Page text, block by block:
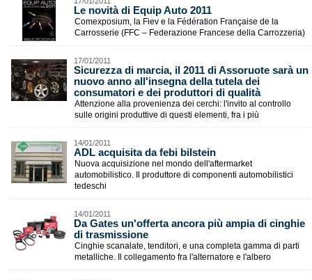
Le novità di Equip Auto 2011
Comexposium, la Fiev e la Fédération Française de la
Carrosserie (FFC – Federazione Francese della Carrozzeria)
17/01/2011
Sicurezza di marcia, il 2011 di Assoruote sarà un
nuovo anno all'insegna della tutela dei
consumatori e dei produttori di qualità
Attenzione alla provenienza dei cerchi: l'invito al controllo
sulle origini produttive di questi elementi, fra i più
14/01/2011
ADL acquisita da febi bilstein
Nuova acquisizione nel mondo dell'aftermarket
automobilistico. Il produttore di componenti automobilistici
tedeschi
14/01/2011
Da Gates un'offerta ancora più ampia di cinghie
di trasmissione
Cinghie scanalate, tenditori, e una completa gamma di parti
metalliche. Il collegamento fra l'alternatore e l'albero